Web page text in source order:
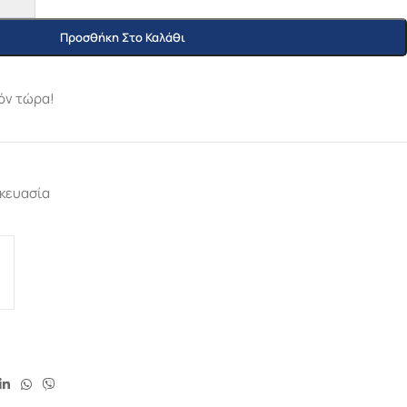
Προσθήκη Στο Καλάθι
τώρα!